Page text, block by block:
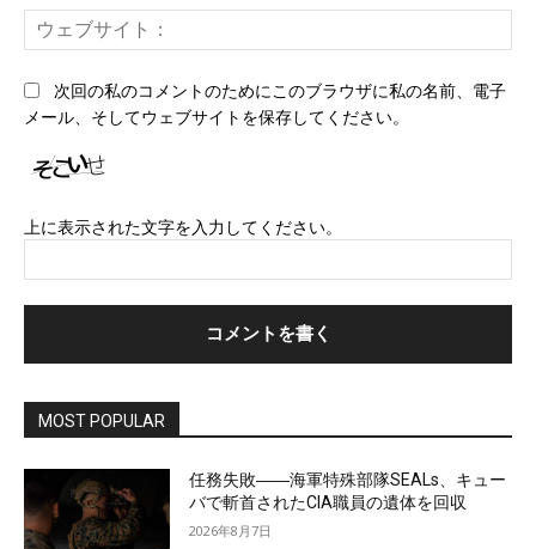
ー
*ェ
次回の私のコメントのためにこのブラウザに私の名前、電子
メール、そしてウェブサイトを保存してください。
上に表示された文字を入力してください。
MOST POPULAR
任務失敗――海軍特殊部隊SEALs、キュー
バで斬首されたCIA職員の遺体を回収
2026年8月7日